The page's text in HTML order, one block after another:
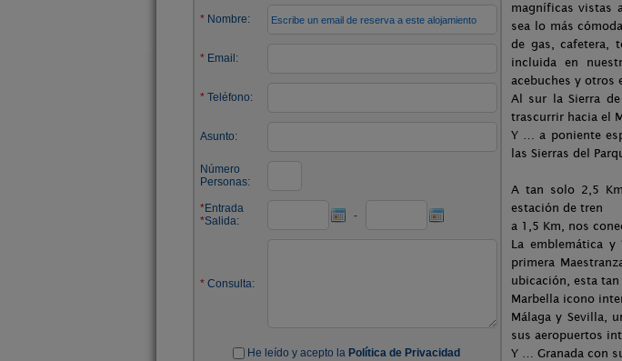
magníficas vistas
sea lo más
de gas, cafetera,
incluida en
acebuches y otros
Al sur la Sierra
trascurrir hacia el
Y … a poniente
las Sierras del
A tan solo 2,5
estación de tren
a 1,5 Km, nos
La emblemática
primera
ubicación, esta
Marbella icono
Málaga y Sevilla,
sus aeropuertos
Y … Granada con